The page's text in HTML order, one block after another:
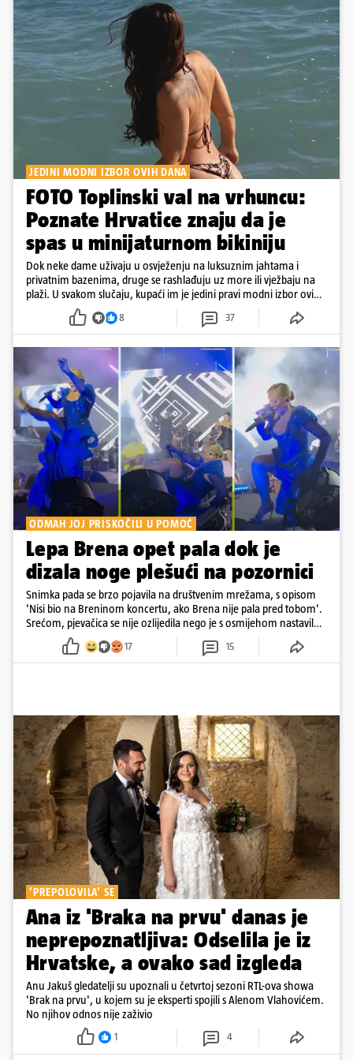
JEDINI MODNI IZBOR OVIH DANA
FOTO Toplinski val na vrhuncu:
Poznate Hrvatice znaju da je
spas u minijaturnom bikiniju
Dok neke dame uživaju u osvježenju na luksuznim jahtama i
privatnim bazenima, druge se rashlađuju uz more ili vježbaju na
plaži. U svakom slučaju, kupaći im je jedini pravi modni izbor ovih
8 37
ODMAH JOJ PRISKOČILI U POMOĆ
Lepa Brena opet pala dok je
dizala noge plešući na pozornici
Snimka pada se brzo pojavila na društvenim mrežama, s opisom
'Nisi bio na Breninom koncertu, ako Brena nije pala pred tobom'.
Srećom, pjevačica se nije ozlijedila nego je s osmijehom nastavila
17 15
'PREPOLOVILA' SE
Ana iz 'Braka na prvu' danas je
neprepoznatljiva: Odselila je iz
Hrvatske, a ovako sad izgleda
Anu Jakuš gledatelji su upoznali u četvrtoj sezoni RTL-ova showa
'Brak na prvu', u kojem su je eksperti spojili s Alenom Vlahovićem.
No njihov odnos nije zaživio
1 4